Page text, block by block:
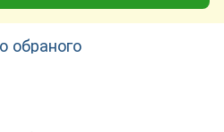
обраного